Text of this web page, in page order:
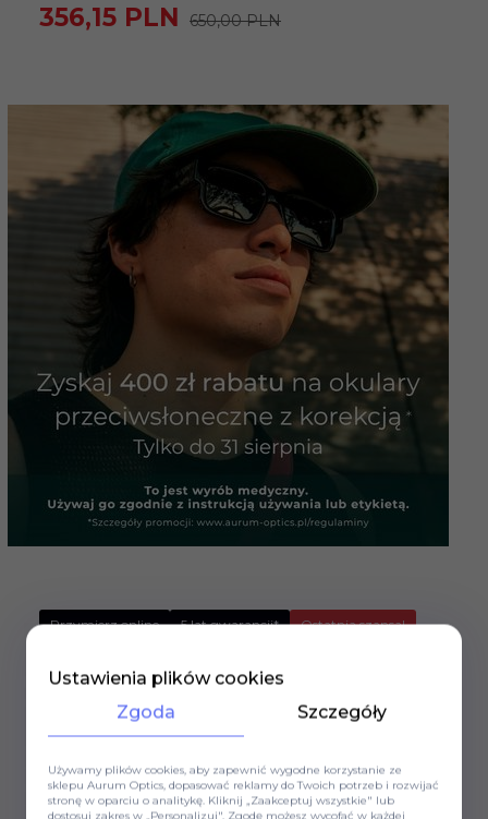
356,15 PLN 650,00 PLN
Przymierz online 5 lat gwarancji* Ostatnia szansa!
Ustawienia plików cookies
Zgoda
Szczegóły
Używamy plików cookies, aby zapewnić wygodne korzystanie ze
sklepu Aurum Optics, dopasować reklamy do Twoich potrzeb i rozwijać
stronę w oparciu o analitykę. Kliknij „Zaakceptuj wszystkie" lub
dostosuj zakres w „Personalizuj". Zgodę możesz wycofać w każdej